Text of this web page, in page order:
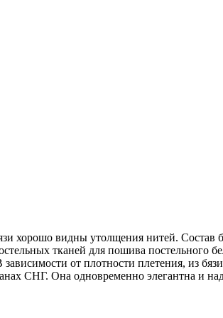
хорошо видны утолщения нитей.
тканей для пошива постельного
от плотности плетения, из
СНГ. Она одновременно элегантна и